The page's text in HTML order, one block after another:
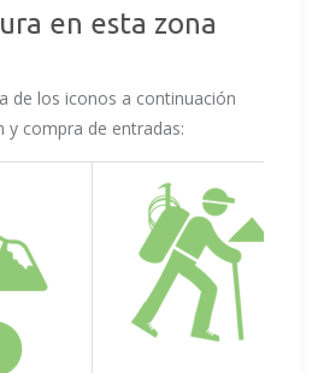
en esta zona
de los iconos a continuación
compra de entradas: